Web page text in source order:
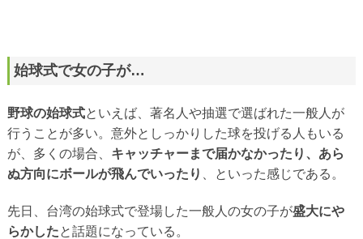
始球式で女の子が…
野球の始球式といえば、著名人や抽選で選ばれた一般人が
行うことが多い。意外としっかりした球を投げる人もいる
が、多くの場合、 キャッチャーまで届かなかったり、あら
ぬ方向にボールが飛んでいったり
、といった感じである。
先日、台湾の始球式で登場した一般人の女の子が盛大にや
らかしたと話題になっている。